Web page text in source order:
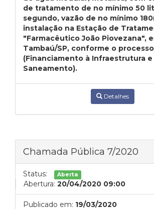
de tratamento de no mínimo 50
segundo, vazão de no mínimo
instalação na Estação de
"Farmacêutico João Piovezana",
Tambaú/SP, conforme o processo
(Financiamento à Infraestrutura e
Saneamento).
Detalhes
Chamada Pública 7/2020
Status: Aberta
Abertura: 20/04/2020 09:00
Publicado em: 19/03/2020